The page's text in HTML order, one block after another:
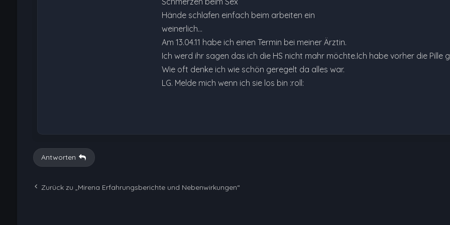
Hände schlafen einfach beim arbeiten ein
weinerlich...
Am 13.04.11 habe ich einen Termin bei meiner Ärztin.
Ich werd ihr sagen das ich die HS nicht mahr möchte.Ich habe vorher die Pille
Wie oft denke ich wie schön geregelt da alles war.
LG. Melde mich wenn ich sie los bin :roll:
Antworten
Zurück zu „Mirena Erfahrungsberichte und Nebenwirkungen“